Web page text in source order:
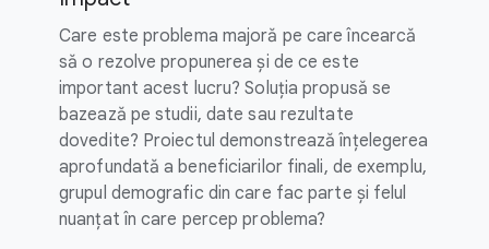
Care este problema majoră pe care încearcă
să o rezolve propunerea și de ce este
important acest lucru? Soluția propusă se
bazează pe studii, date sau rezultate
dovedite? Proiectul demonstrează înțelegerea
aprofundată a beneficiarilor finali, de exemplu,
grupul demografic din care fac parte și felul
nuanțat în care percep problema?